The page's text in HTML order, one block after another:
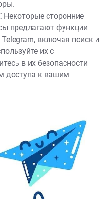
Некоторые сторонние
предлагают функции
включая поиск и
их с
в их безопасности
доступа к вашим